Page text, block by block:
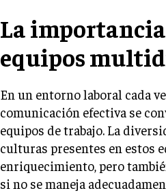
La
equipos
En un entorno laboral cada
comunicación efectiva se
equipos de trabajo. La
culturas presentes en estos
enriquecimiento, pero
si no se maneja